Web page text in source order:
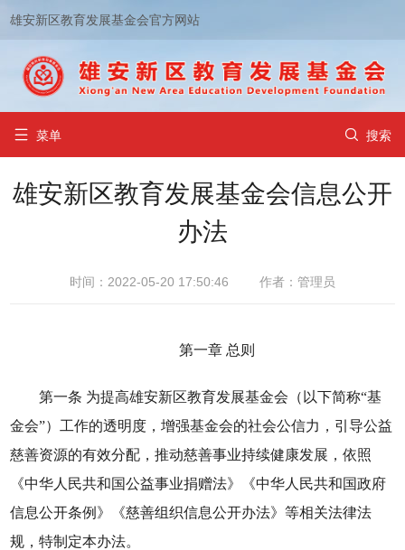
雄安新区教育发展基金会官方网站
 菜单  搜索
雄安新区教育发展基金会信息公开
办法
时间：2022-05-20 17:50:46 作者：管理员
第一章 总则
第一条 为提高雄安新区教育发展基金会（以下简称“基
金会”）工作的透明度，增强基金会的社会公信力，引导公益
慈善资源的有效分配，推动慈善事业持续健康发展，依照
《中华人民共和国公益事业捐赠法》《中华人民共和国政府
信息公开条例》《慈善组织信息公开办法》等相关法律法
规，特制定本办法。